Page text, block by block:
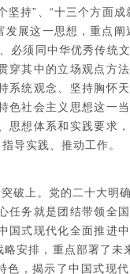
坚持”、“十三个方面成
展这一思想，重点阐
必须同中华优秀传统文
穿其中的立场观点方
系统观念、坚持胸怀
色社会主义思想这一
思想体系和实践要求
导实践、推动工作。
破上。党的二十大明
任务就是团结带领全
国式现代化全面推进
安排，重点部署了未
色，揭示了中国式现